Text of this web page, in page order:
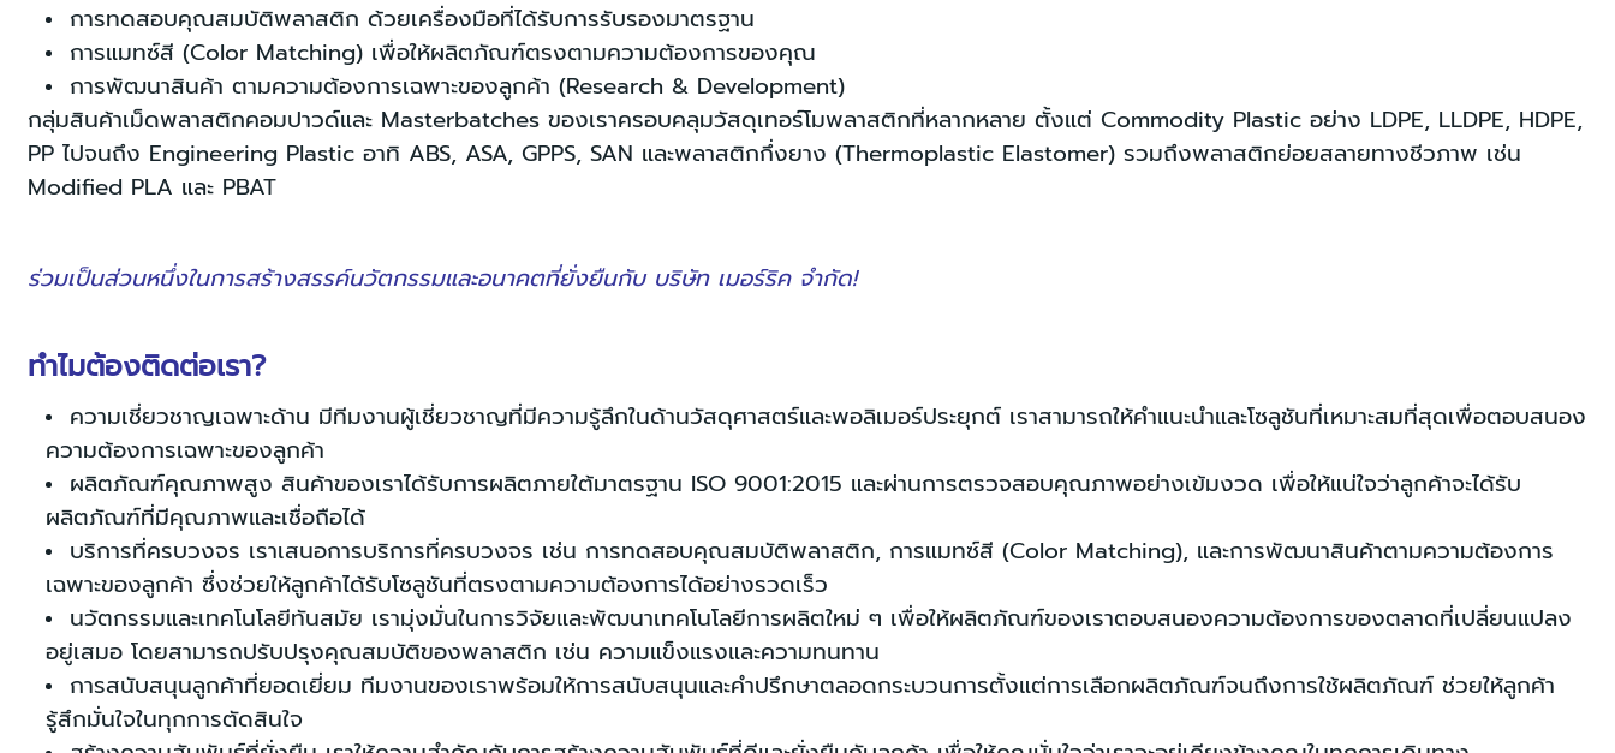
การทดสอบคุณสมบัติพลาสติก ด้วยเครื่องมือที่ได้รับการรับรองมาตรฐาน
การแมทซ์สี (Color Matching) เพื่อให้ผลิตภัณฑ์ตรงตามความต้องการของคุณ
การพัฒนาสินค้า ตามความต้องการเฉพาะของลูกค้า (Research & Development)
กลุ่มสินค้าเม็ดพลาสติกคอมปาวด์และ Masterbatches ของเราครอบคลุมวัสดุเทอร์โมพลาสติกที่หลากหลาย ตั้งแต่ Commodity Plastic อย่าง LDPE, LLDPE, HDPE,
PP ไปจนถึง Engineering Plastic อาทิ ABS, ASA, GPPS, SAN และพลาสติกกึ่งยาง (Thermoplastic Elastomer) รวมถึงพลาสติกย่อยสลายทางชีวภาพ เช่น
Modified PLA และ PBAT
ร่วมเป็นส่วนหนึ่งในการสร้างสรรค์นวัตกรรมและอนาคตที่ยั่งยืนกับ บริษัท เมอร์ริค จำกัด!
ทำไมต้องติดต่อเรา?
ความเชี่ยวชาญเฉพาะด้าน มีทีมงานผู้เชี่ยวชาญที่มีความรู้ลึกในด้านวัสดุศาสตร์และพอลิเมอร์ประยุกต์ เราสามารถให้คำแนะนำและโซลูชันที่เหมาะสมที่สุดเพื่อตอบสนอง
ความต้องการเฉพาะของลูกค้า
ผลิตภัณฑ์คุณภาพสูง สินค้าของเราได้รับการผลิตภายใต้มาตรฐาน ISO 9001:2015 และผ่านการตรวจสอบคุณภาพอย่างเข้มงวด เพื่อให้แน่ใจว่าลูกค้าจะได้รับ
ผลิตภัณฑ์ที่มีคุณภาพและเชื่อถือได้
บริการที่ครบวงจร เราเสนอการบริการที่ครบวงจร เช่น การทดสอบคุณสมบัติพลาสติก, การแมทซ์สี (Color Matching), และการพัฒนาสินค้าตามความต้องการ
เฉพาะของลูกค้า ซึ่งช่วยให้ลูกค้าได้รับโซลูชันที่ตรงตามความต้องการได้อย่างรวดเร็ว
นวัตกรรมและเทคโนโลยีทันสมัย เรามุ่งมั่นในการวิจัยและพัฒนาเทคโนโลยีการผลิตใหม่ ๆ เพื่อให้ผลิตภัณฑ์ของเราตอบสนองความต้องการของตลาดที่เปลี่ยนแปลง
อยู่เสมอ โดยสามารถปรับปรุงคุณสมบัติของพลาสติก เช่น ความแข็งแรงและความทนทาน
การสนับสนุนลูกค้าที่ยอดเยี่ยม ทีมงานของเราพร้อมให้การสนับสนุนและคำปรึกษาตลอดกระบวนการตั้งแต่การเลือกผลิตภัณฑ์จนถึงการใช้ผลิตภัณฑ์ ช่วยให้ลูกค้า
รู้สึกมั่นใจในทุกการตัดสินใจ